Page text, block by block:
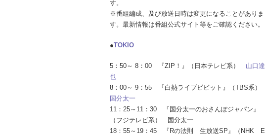
す。
※番組編成、及び放送日時は変更になることがありま
す。最新情報は番組公式サイト等をご確認ください。
●TOKIO
5：50～ 8：00 『ZIP！』（日本テレビ系） 山口達
也
8：00～ 9：55 『白熱ライブビビット』（TBS系）
国分太一
11：25～11：30 『国分太一のおさんぽジャパン』
（フジテレビ系） 国分太一
18：55～19：45 『Rの法則 生放送SP』（NHK E